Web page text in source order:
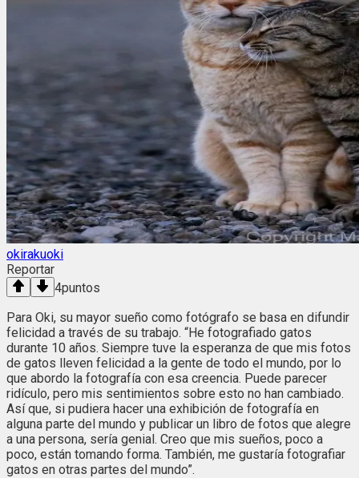
okirakuoki
Reportar
4puntos
Para Oki, su mayor sueño como fotógrafo se basa en difundir
felicidad a través de su trabajo. “He fotografiado gatos
durante 10 años. Siempre tuve la esperanza de que mis fotos
de gatos lleven felicidad a la gente de todo el mundo, por lo
que abordo la fotografía con esa creencia. Puede parecer
ridículo, pero mis sentimientos sobre esto no han cambiado.
Así que, si pudiera hacer una exhibición de fotografía en
alguna parte del mundo y publicar un libro de fotos que alegre
a una persona, sería genial. Creo que mis sueños, poco a
poco, están tomando forma. También, me gustaría fotografiar
gatos en otras partes del mundo”.